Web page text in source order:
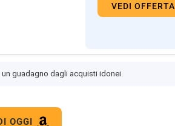
VEDI OFFERTA
un guadagno dagli acquisti idonei.
OGGI